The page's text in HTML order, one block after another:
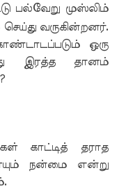
பல்வேறு முஸ்லிம்
வருகின்றனர்.
ஒரு
இரத்த தானம்
காட்டித் தராத
நன்மை என்று